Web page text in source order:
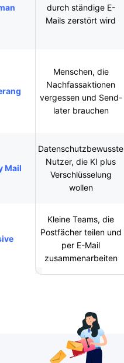
Mail
durch ständige E-
Mails zerstört wird
Menschen, die
Nachfassaktionen
vergessen und Send-
later brauchen
Datenschutzbewusste
Nutzer, die KI plus
Verschlüsselung
wollen
Kleine Teams, die
Postfächer teilen und
per E-Mail
zusammenarbeiten